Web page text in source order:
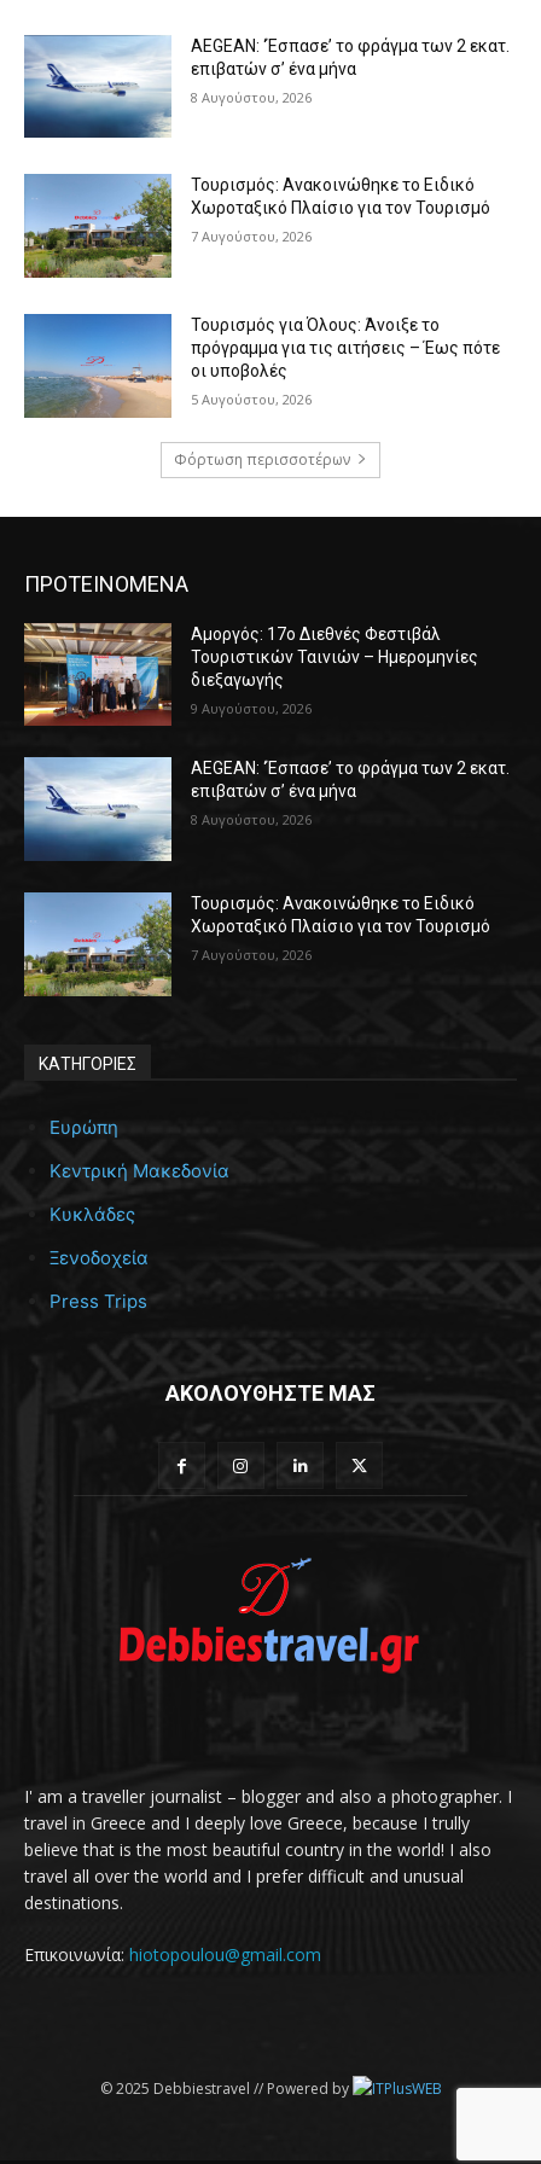
AEGEAN: ‘Έσπασε’ το φράγμα των 2 εκατ.
επιβατών σ’ ένα μήνα
8 Αυγούστου, 2026
Τουρισμός: Ανακοινώθηκε το Ειδικό
Χωροταξικό Πλαίσιο για τον Τουρισμό
7 Αυγούστου, 2026
Τουρισμός για Όλους: Άνοιξε το
πρόγραμμα για τις αιτήσεις – Έως πότε
οι υποβολές
5 Αυγούστου, 2026
Φόρτωση περισσοτέρων
ΠΡΟΤΕΙΝΟΜΕΝΑ
Αμοργός: 17ο Διεθνές Φεστιβάλ
Τουριστικών Ταινιών – Ημερομηνίες
διεξαγωγής
9 Αυγούστου, 2026
AEGEAN: ‘Έσπασε’ το φράγμα των 2 εκατ.
επιβατών σ’ ένα μήνα
8 Αυγούστου, 2026
Τουρισμός: Ανακοινώθηκε το Ειδικό
Χωροταξικό Πλαίσιο για τον Τουρισμό
7 Αυγούστου, 2026
ΚΑΤΗΓΟΡΙΕΣ
Ευρώπη
Κεντρική Μακεδονία
Κυκλάδες
Ξενοδοχεία
Press Trips
ΑΚΟΛΟΥΘΗΣΤΕ ΜΑΣ
I' am a traveller journalist – blogger and also a photographer. I
travel in Greece and I deeply love Greece, because I trully
believe that is the most beautiful country in the world! I also
travel all over the world and I prefer difficult and unusual
destinations.
Επικοινωνία: hiotopoulou@gmail.com
© 2025 Debbiestravel // Powered by